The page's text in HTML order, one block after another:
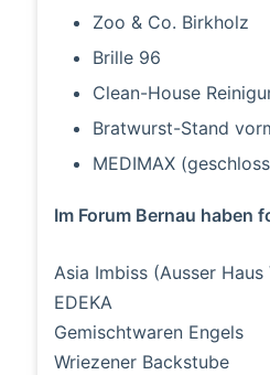
Zoo & Co. Birkholz
Brille 96
Clean-House
Bratwurst-Stand
MEDIMAX
Im Forum Bernau haben
Asia Imbiss (Ausser Haus
EDEKA
Gemischtwaren Engels
Wriezener Backstube